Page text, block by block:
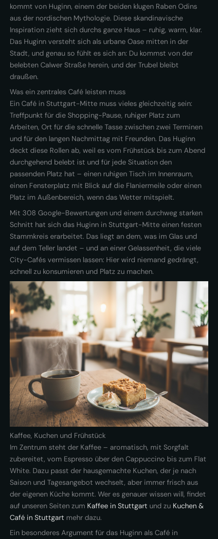
kommt von Huginn, einem der beiden klugen Raben Odins
aus der nordischen Mythologie. Diese skandinavische
Inspiration zieht sich durchs ganze Haus – ruhig, warm, klar.
Das Huginn versteht sich als urbane Oase mitten in der
Stadt, und genau so fühlt es sich an: Du kommst von der
belebten Calwer Straße herein, und der Trubel bleibt
draußen.
Was ein zentrales Café leisten muss
Ein Café in Stuttgart-Mitte muss vieles gleichzeitig sein:
Treffpunkt für die Shopping-Pause, ruhiger Platz zum
Arbeiten, Ort für die schnelle Tasse zwischen zwei Terminen
und für den langen Nachmittag mit Freunden. Das Huginn
deckt diese Rollen ab, weil es vom Frühstück bis zum Abend
durchgehend belebt ist und für jede Situation den
passenden Platz hat – einen ruhigen Tisch im Innenraum,
einen Fensterplatz mit Blick auf die Flaniermeile oder einen
Platz im Außenbereich, wenn das Wetter mitspielt.
Mit 308 Google-Bewertungen und einem durchweg starken
Schnitt hat sich das Huginn in Stuttgart-Mitte einen festen
Stammkreis erarbeitet. Das liegt an dem, was im Glas und
auf dem Teller landet – und an einer Gelassenheit, die viele
City-Cafés vermissen lassen: Hier wird niemand gedrängt,
schnell zu konsumieren und Platz zu machen.
Kaffee, Kuchen und Frühstück
Im Zentrum steht der Kaffee – aromatisch, mit Sorgfalt
zubereitet, vom Espresso über den Cappuccino bis zum Flat
White. Dazu passt der hausgemachte Kuchen, der je nach
Saison und Tagesangebot wechselt, aber immer frisch aus
der eigenen Küche kommt. Wer es genauer wissen will, findet
auf unseren Seiten zum Kaffee in Stuttgart und zu Kuchen &
Café in Stuttgart mehr dazu.
Ein besonderes Argument für das Huginn als Café in